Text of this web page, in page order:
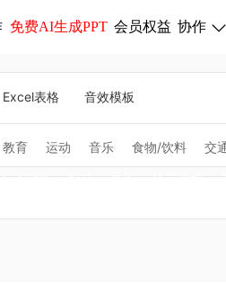
免费AI生成PPT 会员权益 协作
圣诞节 科技 风景 体育运动
Excel表格 音效模板
教育 运动 音乐 食物/饮料 交